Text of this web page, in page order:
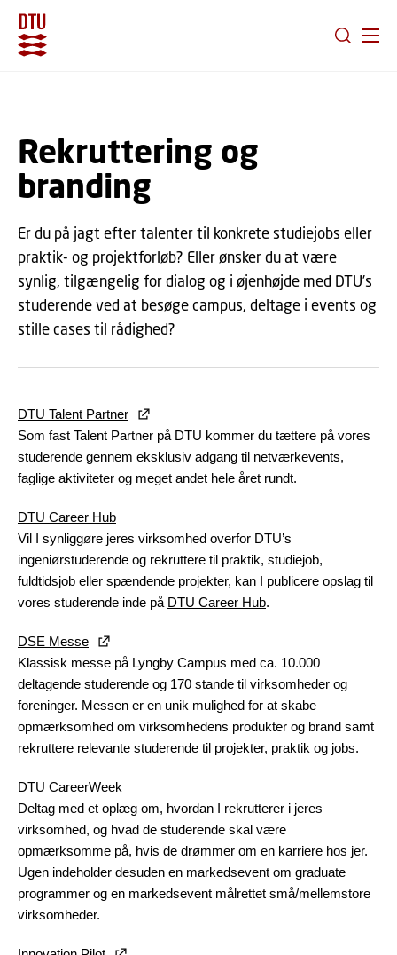
Rekruttering og
branding
Er du på jagt efter talenter til konkrete studiejobs eller
praktik- og projektforløb? Eller ønsker du at være
synlig, tilgængelig for dialog og i øjenhøjde med DTU’s
studerende ved at besøge campus, deltage i events og
stille cases til rådighed?
DTU Talent Partner
Som fast Talent Partner på DTU kommer du tættere på vores
studerende gennem eksklusiv adgang til netværkevents,
faglige aktiviteter og meget andet hele året rundt.
DTU Career Hub
Vil I synliggøre jeres virksomhed overfor DTU’s
ingeniørstuderende og rekruttere til praktik, studiejob,
fuldtidsjob eller spændende projekter, kan I publicere opslag til
vores studerende inde på DTU Career Hub.
DSE Messe
Klassisk messe på Lyngby Campus med ca. 10.000
deltagende studerende og 170 stande til virksomheder og
foreninger. Messen er en unik mulighed for at skabe
opmærksomhed om virksomhedens produkter og brand samt
rekruttere relevante studerende til projekter, praktik og jobs.
DTU CareerWeek
Deltag med et oplæg om, hvordan I rekrutterer i jeres
virksomhed, og hvad de studerende skal være
opmærksomme på, hvis de drømmer om en karriere hos jer.
Ugen indeholder desuden en markedsevent om graduate
programmer og en markedsevent målrettet små/mellemstore
virksomheder.